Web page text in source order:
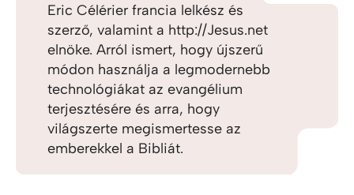
Eric Célérier francia lelkész és
szerző, valamint a http://Jesus.net
elnöke. Arról ismert, hogy újszerű
módon használja a legmodernebb
technológiákat az evangélium
terjesztésére és arra, hogy
világszerte megismertesse az
emberekkel a Bibliát.